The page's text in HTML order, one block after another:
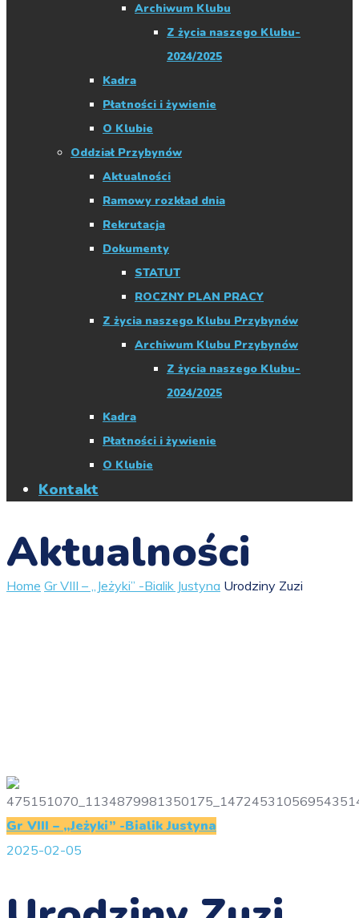
Archiwum Klubu
Z życia naszego Klubu-
2024/2025
Kadra
Płatności i żywienie
O Klubie
Oddział Przybynów
Aktualności
Ramowy rozkład dnia
Rekrutacja
Dokumenty
STATUT
ROCZNY PLAN PRACY
Z życia naszego Klubu Przybynów
Archiwum Klubu Przybynów
Z życia naszego Klubu-
2024/2025
Kadra
Płatności i żywienie
O Klubie
Kontakt
Aktualności
Home Gr VIII – „Jeżyki” -Bialik Justyna Urodziny Zuzi
Gr VIII – „Jeżyki” -Bialik Justyna
2025-02-05